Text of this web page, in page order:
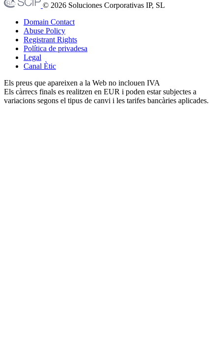
© 2026 Soluciones Corporativas IP, SL
Domain Contact
Abuse Policy
Registrant Rights
Política de privadesa
Legal
Canal Ètic
Els preus que apareixen a la Web no inclouen IVA
Els càrrecs finals es realitzen en EUR i poden estar subjectes a
variacions segons el tipus de canvi i les tarifes bancàries aplicades.